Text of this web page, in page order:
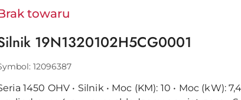
towaru
19N1320102H5CG0001
12096387
1450 OHV • Silnik • Moc (KM): 10 • Moc (kW):